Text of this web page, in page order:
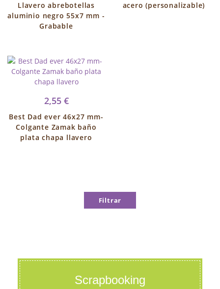
Llavero abrebotellas
aluminio negro 55x7 mm -
Grabable
acero (personalizable)
2,55 €
Best Dad ever 46x27 mm-
Colgante Zamak baño
plata chapa llavero
Filtrar
Scrapbooking